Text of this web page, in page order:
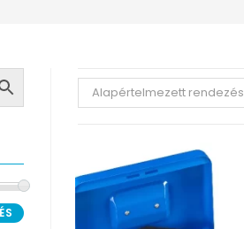
Alapértelmezett rendezés